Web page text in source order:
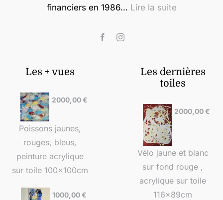
financiers en 1986… Lire la suite
Les + vues
Poissons jaunes,
rouges, bleus,
peinture acrylique
sur toile 100x100cm
2000,00€
1000,00€
Les dernières
toiles
Vélo jaune et blanc
sur fond rouge ,
acrylique sur toile
116x89cm
2000,00€